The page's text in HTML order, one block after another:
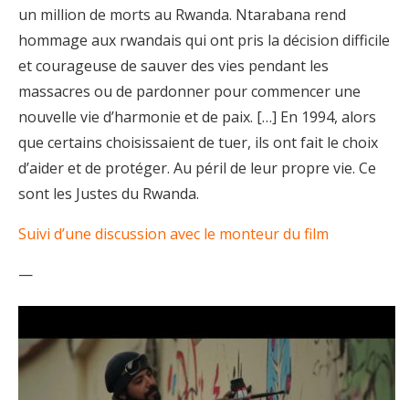
un million de morts au Rwanda. Ntarabana rend
hommage aux rwandais qui ont pris la décision difficile
et courageuse de sauver des vies pendant les
massacres ou de pardonner pour commencer une
nouvelle vie d’harmonie et de paix. […] En 1994, alors
que certains choisissaient de tuer, ils ont fait le choix
d’aider et de protéger. Au péril de leur propre vie. Ce
sont les Justes du Rwanda.
Suivi d’une discussion avec le monteur du film
—